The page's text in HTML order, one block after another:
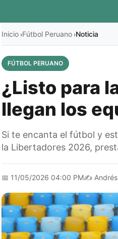
Inicio ›Fútbol Peruano ›Noticia
FÚTBOL PERUANO
¿Listo para
llegan los
Si te encanta el fútbol y
la Libertadores 2026,
📅 11/05/2026 04:00 PM✍️